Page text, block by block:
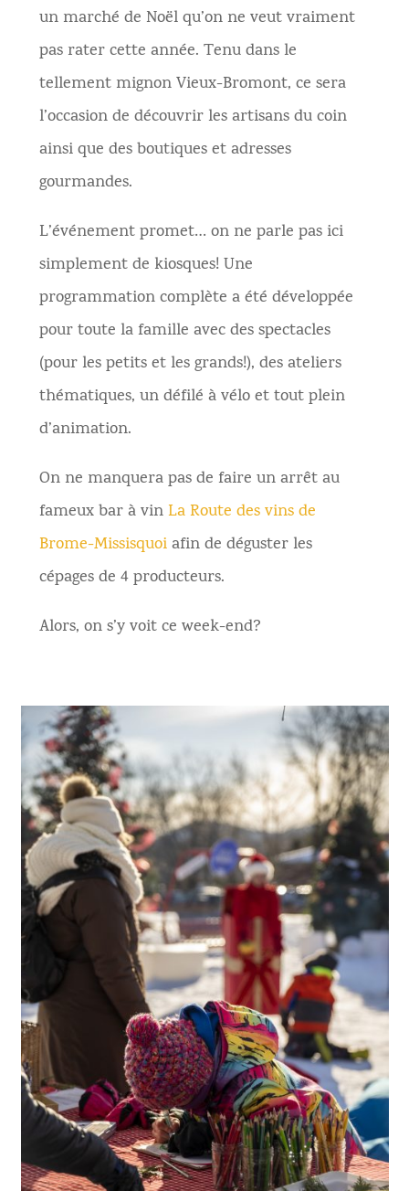
un marché de Noël qu’on ne veut vraiment
pas rater cette année. Tenu dans le
tellement mignon Vieux-Bromont, ce sera
l’occasion de découvrir les artisans du coin
ainsi que des boutiques et adresses
gourmandes.
L’événement promet… on ne parle pas ici
simplement de kiosques! Une
programmation complète a été développée
pour toute la famille avec des spectacles
(pour les petits et les grands!), des ateliers
thématiques, un défilé à vélo et tout plein
d’animation.
On ne manquera pas de faire un arrêt au
fameux bar à vinLa Route des vins de
Brome-Missisquoiafin de déguster les
cépages de 4 producteurs.
Alors, on s’y voit ce week-end?